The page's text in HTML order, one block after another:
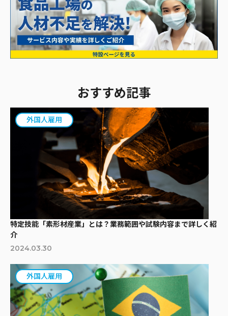
おすすめ記事
外国人雇用
特定技能「素形材産業」とは？業務範囲や試験内容まで詳しく紹
介
2024.03.30
外国人雇用